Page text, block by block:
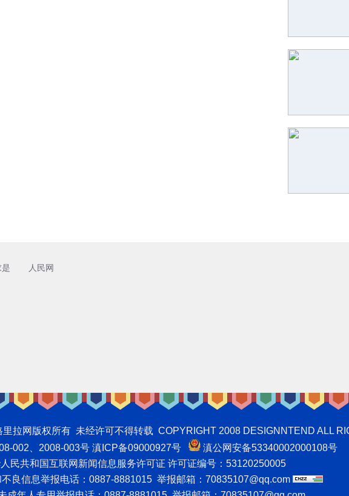
人民网
拉网版权所有 未经许可不得转载 COPYRIGHT 2008 DESIGNNTEND ALL
002、2008-003号 滇ICP备09000927号
滇公网安备53340002000108号
民共和国互联网新闻信息服务许可证 许可证编号：53120250005
良信息举报电话：0887-8881015 举报邮箱：70835107@qq.com